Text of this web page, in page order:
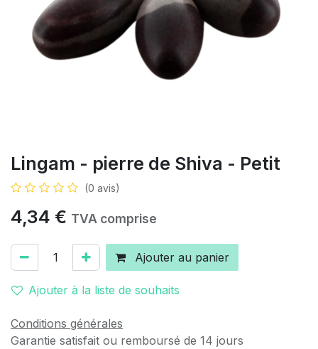
Lingam - pierre de Shiva - Petit
(0 avis)
4,34 € TVA comprise
Ajouter au panier
Ajouter à la liste de souhaits
Conditions générales
Garantie satisfait ou remboursé de 14 jours